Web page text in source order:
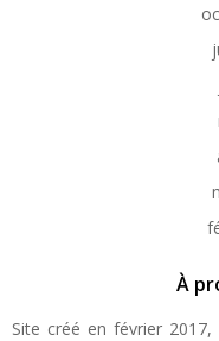
À
Site créé en février